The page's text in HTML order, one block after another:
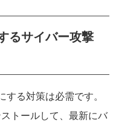
るサイバー攻撃
る対策は必需です。
トールして、最新にバ